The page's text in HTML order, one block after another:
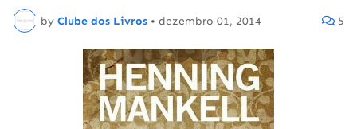
by Clube dos Livros • dezembro 01, 2014 5